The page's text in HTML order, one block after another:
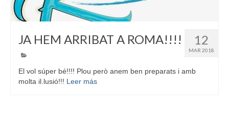
12
MAR 2018
JA HEM ARRIBAT A ROMA!!!!
El vol súper bé!!!! Plou però anem ben preparats i amb
molta il.lusió!!! Leer más